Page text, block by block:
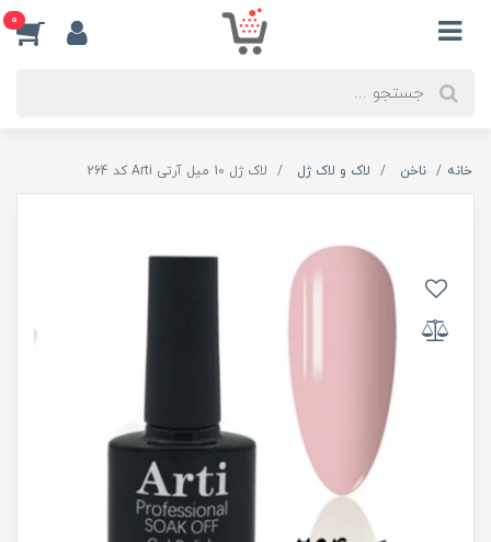
0
خانه ناخن لاک و لاک ژل لاک ژل 10 میل آرتی Arti کد 264